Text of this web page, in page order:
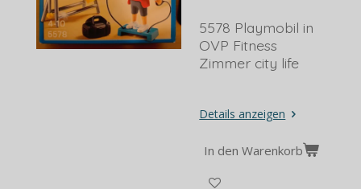
5578 Playmobil in
OVP Fitness
Zimmer city life
Details anzeigen
In den Warenkorb